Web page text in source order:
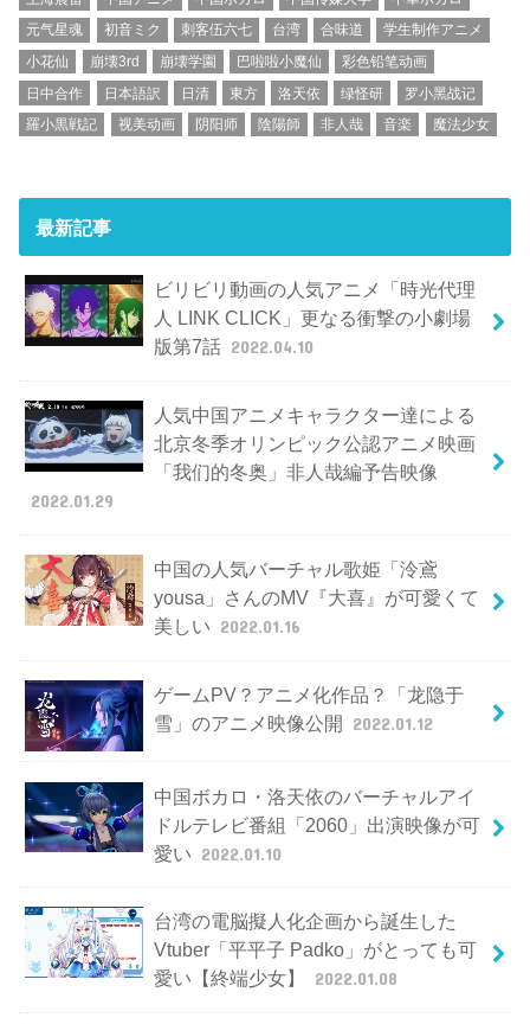
元气星魂
初音ミク 刺客伍六七 台湾 合味道
学生制作アニメ
小花仙
崩壊3rd 崩壊学園 巴啦啦小魔仙
彩色铅笔动画
日中合作
日本語訳 日清 東方 洛天依 绿怪研
罗小黑战记
羅小黒戦記
视美动画 阴阳师 陰陽師 非人哉 音楽 魔法少女
最新記事
ビリビリ動画の人気アニメ「時光代理
人 LINK CLICK」更なる衝撃の小劇場
版第7話 2022.04.10
人気中国アニメキャラクター達による
北京冬季オリンピック公認アニメ映画
「我们的冬奥」非人哉編予告映像
2022.01.29
中国の人気バーチャル歌姫「泠鳶
yousa」さんのMV『大喜』が可愛くて
美しい 2022.01.16
ゲームPV？アニメ化作品？「龙隐于
雪」のアニメ映像公開 2022.01.12
中国ボカロ・洛天依のバーチャルアイ
ドルテレビ番組「2060」出演映像が可
愛い 2022.01.10
台湾の電脳擬人化企画から誕生した
Vtuber「平平子 Padko」がとっても可
愛い【終端少女】
2022.01.08